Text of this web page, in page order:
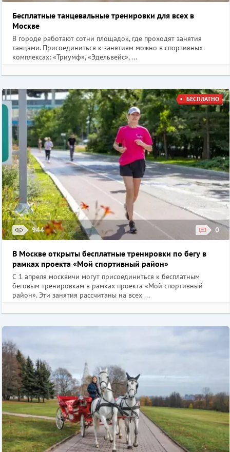
Бесплатные танцевальные тренировки для всех в
Москве
В городе работают сотни площадок, где проходят занятия
танцами. Присоединиться к занятиям можно в спортивных
комплексах: «Триумф», «Эдельвейс», ...
944 0
БЕСПЛАТНО
В Москве открыты бесплатные тренировки по бегу в
рамках проекта «Мой спортивный район»
С 1 апреля москвичи могут присоединиться к бесплатным
беговым тренировкам в рамках проекта «Мой спортивный
район». Эти занятия рассчитаны на всех ...